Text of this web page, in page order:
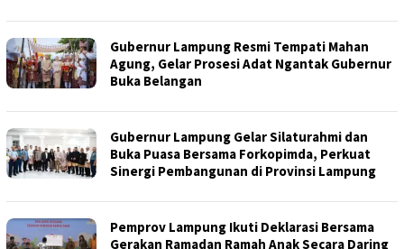
Gubernur Lampung Resmi Tempati Mahan
Agung, Gelar Prosesi Adat Ngantak Gubernur
Buka Belangan
Gubernur Lampung Gelar Silaturahmi dan
Buka Puasa Bersama Forkopimda, Perkuat
Sinergi Pembangunan di Provinsi Lampung
Pemprov Lampung Ikuti Deklarasi Bersama
Gerakan Ramadan Ramah Anak Secara Daring